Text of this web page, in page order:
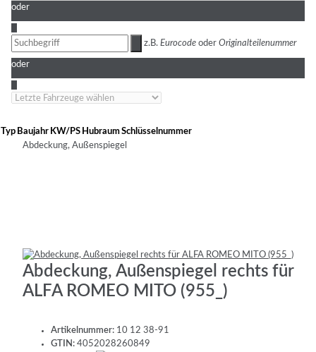
oder
z.B. Eurocode oder Originalteilenummer
oder
Typ Baujahr KW/PS HubraumSchlüsselnummer
Abdeckung, Außenspiegel
Abdeckung, Außenspiegel rechts für
ALFA ROMEO MITO (955_)
Artikelnummer: 10 12 38-91
GTIN: 4052028260849